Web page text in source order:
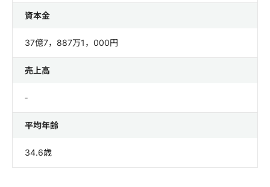
資本金
37億7，887万1，000円
売上高
‐
平均年齢
34.6歳